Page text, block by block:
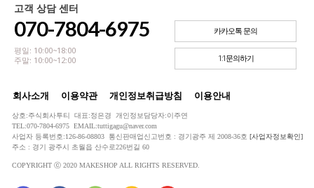
고객 상담 센터
070-7804-6975
평일: 10:00~18:00
주말: 10:00~12:00
카카오톡 문의
1:1문의하기
회사소개 이용약관 개인정보취급방침 이용안내
상호:주식회사투티 대표:정은경 개인정보담당자:이주연
TEL:070-7804-6975 EMAIL:tuttigagu@naver.com
사업자 등록번호:126-86-08803 통신판매업신고번호 : 경기광주 제 2008-36호 [사업자정보확인]
주소 : 경기 광주시 초월읍 산수로226번길 60
COPYRIGHT ⓒ 2020 MAKESHOP ALL RIGHTS RESERVED.